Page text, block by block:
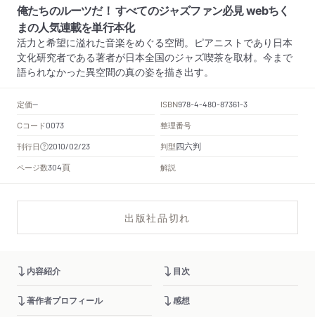
俺たちのルーツだ！ すべてのジャズファン必見 webちく
まの人気連載を単行本化
活力と希望に溢れた音楽をめぐる空間。ピアニストであり日本
文化研究者である著者が日本全国のジャズ喫茶を取材。今まで
語られなかった異空間の真の姿を描き出す。
定価-- ISBN978-4-480-87361-3
Cコード0073
整理番号
刊行日
2010/02/23 判型四六判
ページ数304頁 解説
出版社品切れ
内容紹介 目次
著作者プロフィール 感想